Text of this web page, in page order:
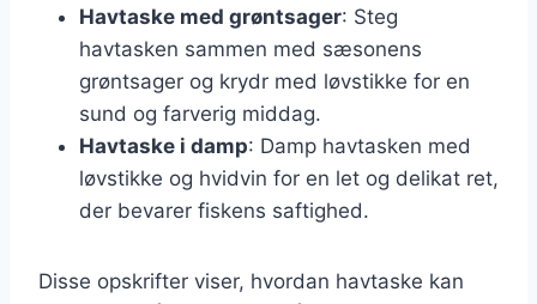
Havtaske med grøntsager: Steg
havtasken sammen med sæsonens
grøntsager og krydr med løvstikke for en
sund og farverig middag.
Havtaske i damp: Damp havtasken med
løvstikke og hvidvin for en let og delikat ret,
der bevarer fiskens saftighed.
Disse opskrifter viser, hvordan havtaske kan